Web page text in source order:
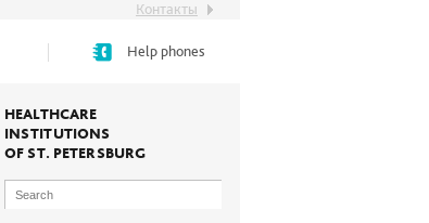
Контакты
Help phones
HEALTHCARE
INSTITUTIONS
OF ST. PETERSBURG